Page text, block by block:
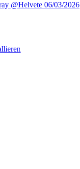
@Helvete 06/03/2026